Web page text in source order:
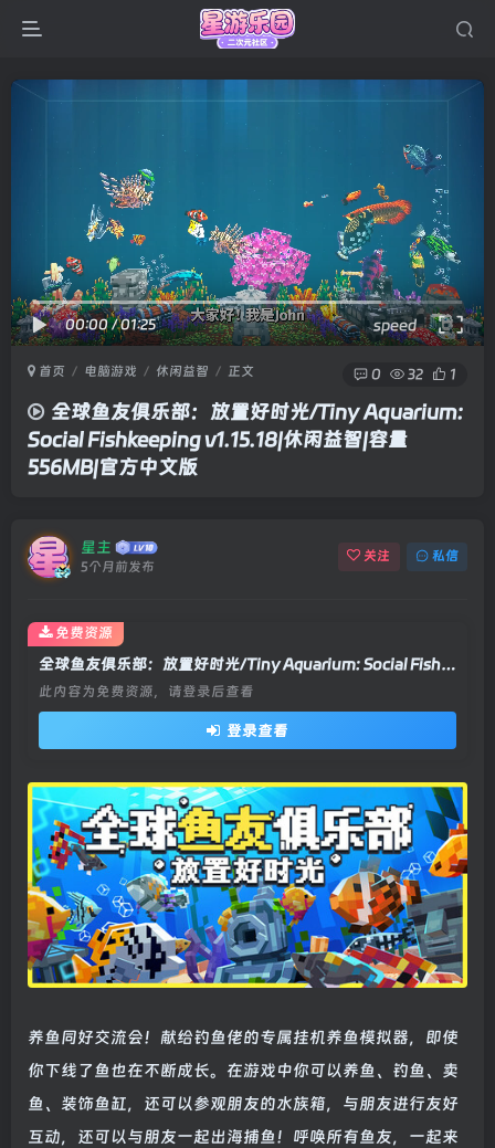
00:00/01:25 speed
首页 电脑游戏 休闲益智 正文 0 32 1
全球鱼友俱乐部：放置好时光/Tiny Aquarium:
Social Fishkeeping v1.15.18|休闲益智|容量
556MB|官方中文版
星主
5个月前发布
关注 私信
全球鱼友俱乐部：放置好时光/Tiny Aquarium: Social Fishkeeping v1.15.18|休闲益智|容量556MB|官方中文版
此内容为免费资源，请登录后查看
登录查看
免费资源
养鱼同好交流会！献给钓鱼佬的专属挂机养鱼模拟器，即使
你下线了鱼也在不断成长。在游戏中你可以养鱼、钓鱼、卖
鱼、装饰鱼缸，还可以参观朋友的水族箱，与朋友进行友好
互动，还可以与朋友一起出海捕鱼！呼唤所有鱼友，一起来